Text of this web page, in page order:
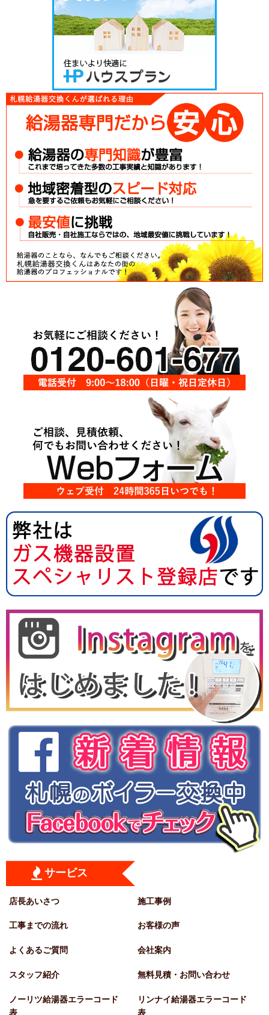
サービス
店長あいさつ 施工事例
工事までの流れ お客様の声
よくあるご質問 会社案内
スタッフ紹介 無料見積・お問い合わせ
ノーリツ給湯器エラーコード
表
リンナイ給湯器エラーコード
表